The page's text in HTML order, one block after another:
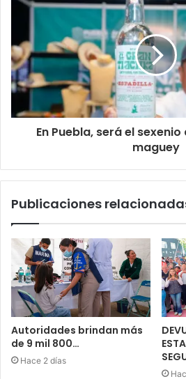
En Puebla, será el
maguey
Publicaciones
Autoridades brindan más
de 9 mil 800…
Hace 2 días